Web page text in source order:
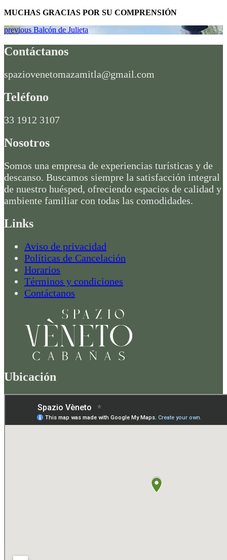
MUCHAS GRACIAS POR SU COMPRENSIÓN
Navegación
de
entradas
previous Previous
Balcón de Julieta
Contáctanos
spaziovenetomazamitla@gmail.com
Teléfono
33 1912 3107
Nosotros
Somos una empresa de experiencias turísticas y de
descanso. Buscamos siempre la satisfacción integral
de nuestro huésped, ofreciendo espacios de calidad y
ambiente familiar con todas las comodidades.
Links
Aviso de privacidad
Políticas de Cancelación
Horarios
Términos y condiciones
Contáctanos
Ubicación